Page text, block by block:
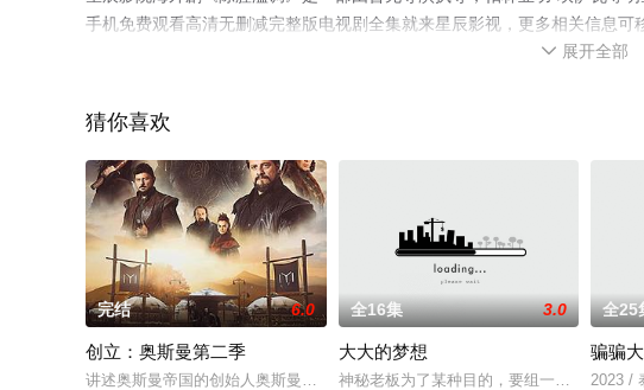
手机免费观看高清无删减完整版电视剧全集就来星辰影视，更多相关信息可
 展开全部
猜你喜欢
完结 6.0
创立：奥斯曼第二季
讲述奥斯曼帝国的创始人奥斯曼一世的故事。
全16集 3.0
大大的梦想
神秘老板为了某种目的，要组一个女团
全25
骗骗
2023 /